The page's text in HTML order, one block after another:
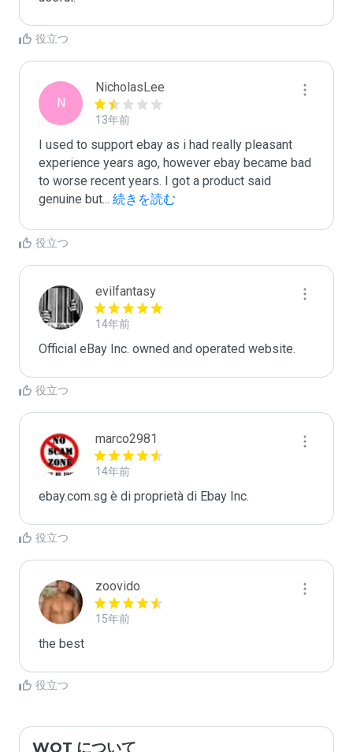
役立つ
N
NicholasLee
13年前
I used to support ebay as i had really pleasant
experience years ago, however ebay became bad
to worse recent years. I got a product said
genuine but... 続きを読む
役立つ
evilfantasy
14年前
Official eBay Inc. owned and operated website.
役立つ
marco2981
14年前
ebay.com.sg è di proprietà di Ebay Inc.
役立つ
zoovido
15年前
the best
役立つ
WOT について